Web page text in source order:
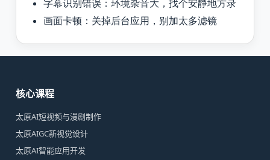
字幕识别错误：环境杂音大，找个安静地方录
画面卡顿：关掉后台应用，别加太多滤镜
核心课程
太原AI短视频与漫剧制作
太原AIGC新视觉设计
太原AI智能应用开发